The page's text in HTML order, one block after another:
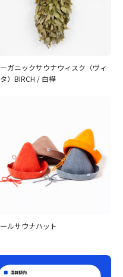
ガニックサウナウィスク（ヴィ
）BIRCH / 白樺
ルサウナハット